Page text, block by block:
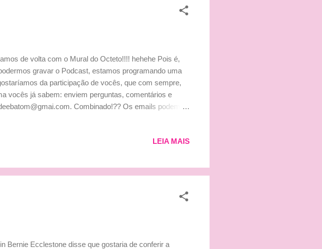
de volta com o Mural do Octeto!!!! hehehe Pois é,
gravar o Podcast, estamos programando uma
da participação de vocês, que com sempre,
vocês já sabem: enviem perguntas, comentários e
Combinado!?? Os emails podem
hehehehe Bjinhus, Tati
LEIA MAIS
Bernie Ecclestone disse que gostaria de conferir a